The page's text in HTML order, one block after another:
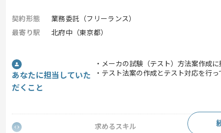
契約形態
業務委託（フリーランス）
最寄り駅
北府中（東京都）
あなたに担当していた
だくこと
・メーカの試験（テスト）方法案作成
・テスト法案の作成とテスト対応を行
求めるスキル